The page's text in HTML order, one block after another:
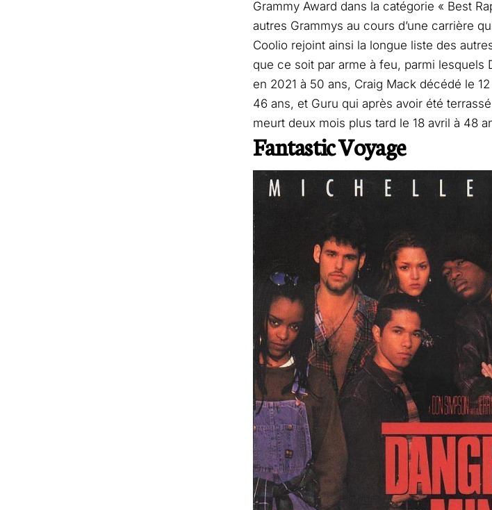
Grammy Award dans la catégorie « Best
autres Grammys au cours d’une carrière
Coolio rejoint ainsi la longue liste des
que ce soit par arme à feu, parmi lesquels
en 2021 à 50 ans, Craig Mack décédé le
46 ans, et Guru qui après avoir été
meurt deux mois plus tard le 18 avril à 48
Fantastic Voyage